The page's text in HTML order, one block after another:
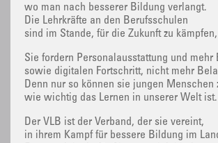
wo man nach besserer Bildung verlangt.
Die Lehrkräfte an den Berufsschulen
sind im Stande, für die Zukunft zu
Sie fordern Personalausstattung und mehr
sowie digitalen Fortschritt, nicht mehr
Denn nur so können sie jungen Menschen
wie wichtig das Lernen in unserer Welt ist.
Der VLB ist der Verband, der sie vereint,
in ihrem Kampf für bessere Bildung im